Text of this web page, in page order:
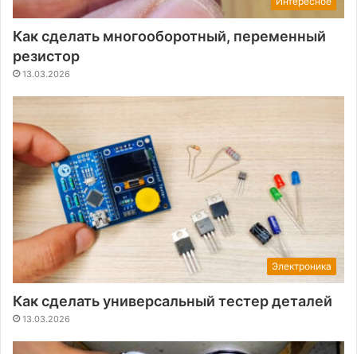
Как сделать многооборотный, переменный
резистор
13.03.2026
Электроника
Как сделать универсальный тестер деталей
13.03.2026